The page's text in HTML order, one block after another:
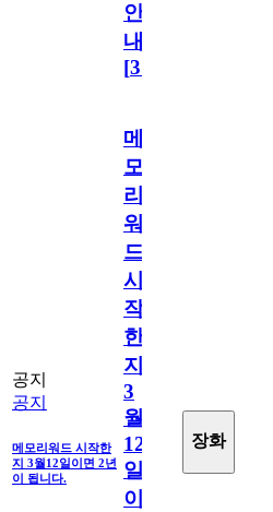
안
내
[31
공지
공지
메모리워드 시작한
지 3월12일이면 2년
이 됩니다.
메
모
리
워
드
시
작
한
지
3
월
12
일
이
장화